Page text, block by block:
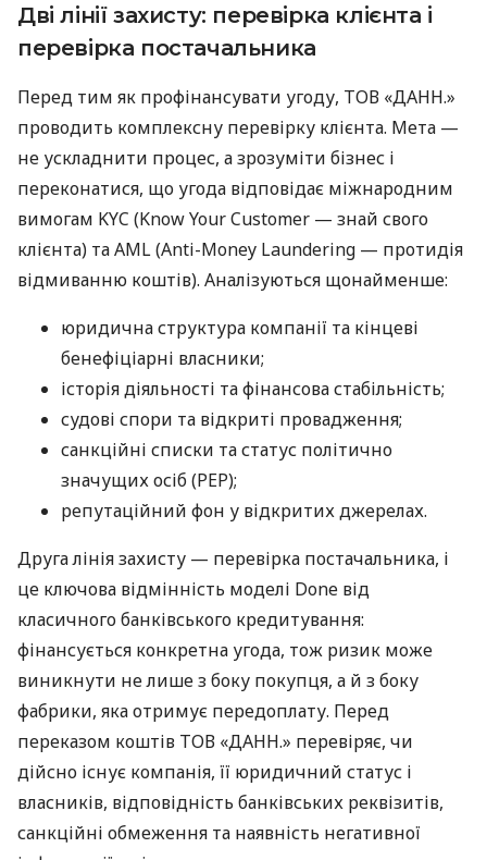
Дві лінії захисту: перевірка клієнта і
перевірка постачальника
Перед тим як профінансувати угоду, ТОВ «ДАНН.»
проводить комплексну перевірку клієнта. Мета —
не ускладнити процес, а зрозуміти бізнес і
переконатися, що угода відповідає міжнародним
вимогам KYC (Know Your Customer — знай свого
клієнта) та AML (Anti-Money Laundering — протидія
відмиванню коштів). Аналізуються щонайменше:
юридична структура компанії та кінцеві
бенефіціарні власники;
історія діяльності та фінансова стабільність;
судові спори та відкриті провадження;
санкційні списки та статус політично
значущих осіб (PEP);
репутаційний фон у відкритих джерелах.
Друга лінія захисту — перевірка постачальника, і
це ключова відмінність моделі Done від
класичного банківського кредитування:
фінансується конкретна угода, тож ризик може
виникнути не лише з боку покупця, а й з боку
фабрики, яка отримує передоплату. Перед
переказом коштів ТОВ «ДАНН.» перевіряє, чи
дійсно існує компанія, її юридичний статус і
власників, відповідність банківських реквізитів,
санкційні обмеження та наявність негативної